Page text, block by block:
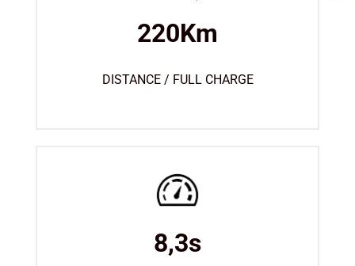
220Km
DISTANCE / FULL CHARGE
8,3s